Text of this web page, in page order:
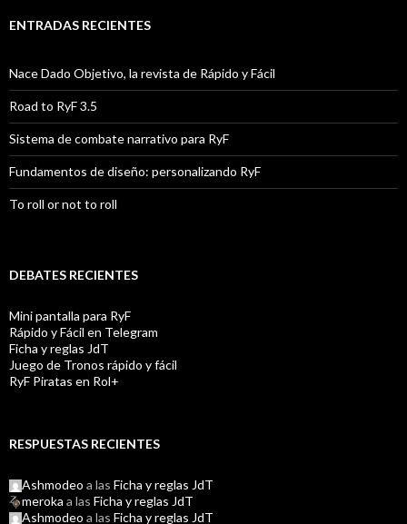
ENTRADAS RECIENTES
Nace Dado Objetivo, la revista de Rápido y Fácil
Road to RyF 3.5
Sistema de combate narrativo para RyF
Fundamentos de diseño: personalizando RyF
To roll or not to roll
DEBATES RECIENTES
Mini pantalla para RyF
Rápido y Fácil en Telegram
Ficha y reglas JdT
Juego de Tronos rápido y fácil
RyF Piratas en Rol+
RESPUESTAS RECIENTES
Ashmodeo a las Ficha y reglas JdT
meroka a las Ficha y reglas JdT
Ashmodeo a las Ficha y reglas JdT